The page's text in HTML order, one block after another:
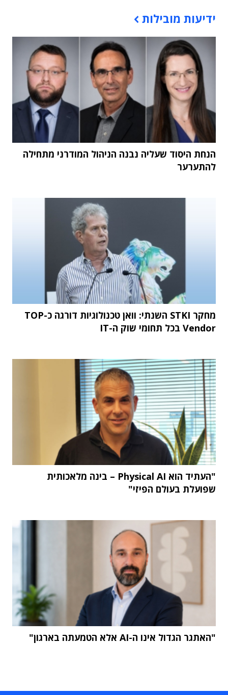
ידיעות מובילות
הנחת היסוד שעליה נבנה הניהול המודרני מתחילה
להתערער
מחקר STKI השנתי: וואן טכנולוגיות דורגה כ-TOP
Vendor בכל תחומי שוק ה-IT
"העתיד הוא Physical AI – בינה מלאכותית
שפועלת בעולם הפיזי"
"האתגר הגדול אינו ה-AI אלא הטמעתה בארגון"